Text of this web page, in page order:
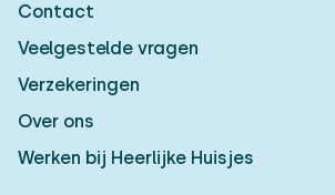
Contact
Veelgestelde vragen
Verzekeringen
Over ons
Werken bij Heerlijke Huisjes